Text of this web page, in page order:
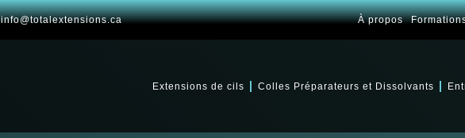
info@totalextensions.ca À propos
Extensions de cils Colles Préparateurs et Dissolvants